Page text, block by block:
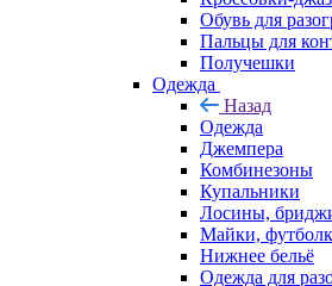
Обувь для
Пальцы для
Получешки
Одежда
Назад
Одежда
Джемпера
Комбинезоны
Купальники
Лосины,
Майки,
Нижнее бельё
Одежда для